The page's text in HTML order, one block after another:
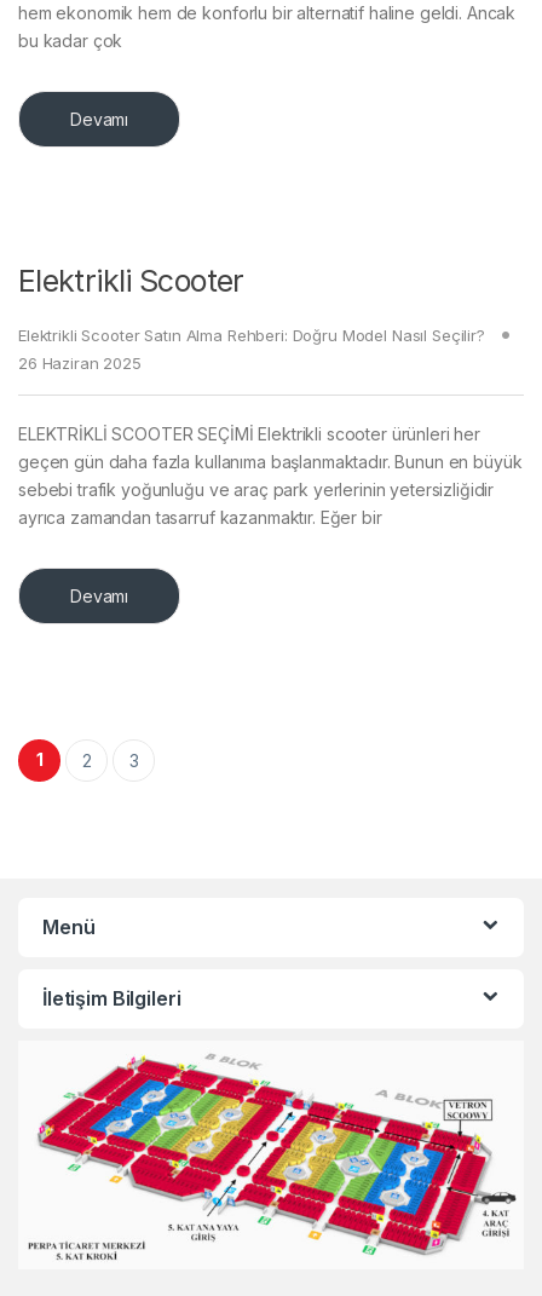
hem ekonomik hem de konforlu bir alternatif haline geldi. Ancak
bu kadar çok
Devamı
Elektrikli Scooter
Elektrikli Scooter Satın Alma Rehberi: Doğru Model Nasıl Seçilir?
26 Haziran 2025
ELEKTRİKLİ SCOOTER SEÇİMİ Elektrikli scooter ürünleri her
geçen gün daha fazla kullanıma başlanmaktadır. Bunun en büyük
sebebi trafik yoğunluğu ve araç park yerlerinin yetersizliğidir
ayrıca zamandan tasarruf kazanmaktır. Eğer bir
Devamı
Yazı sayfalaması
1 2 3
Menü
İletişim Bilgileri